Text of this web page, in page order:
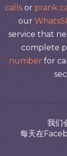
calls or prank
our
service that
complete
number for
我们
每天在